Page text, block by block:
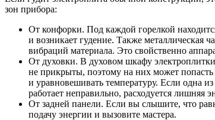
зон прибора:
От конфорки. Под каждой горелкой
и возникает гудение. Также металлическая
вибраций материала. Это свойственно
От духовки. В духовом шкафу
не прикрыты, поэтому на них может попасть
и уравновешивать температуру. Если одна
работает неправильно, расходуется лишняя
От задней панели. Если вы слышите, что
подачу энергии и вызовите мастера.